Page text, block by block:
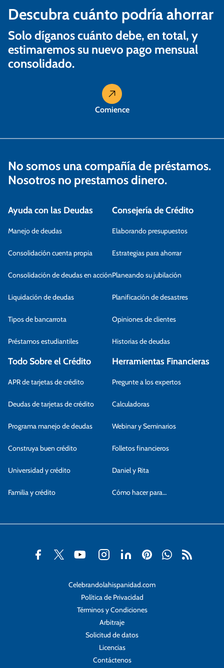
Descubra cuánto podría ahorrar
Solo díganos cuánto debe, en total, y
estimaremos su nuevo pago mensual
consolidado.
Comience
No somos una compañía de préstamos.
Nosotros no prestamos dinero.
Ayuda con las Deudas
Manejo de deudas
Consolidación cuenta propia
Consolidación de deudas en acción
Liquidación de deudas
Tipos de bancarrota
Préstamos estudiantiles
Consejería de Crédito
Elaborando presupuestos
Estrategias para ahorrar
Planeando su jubilación
Planificación de desastres
Opiniones de clientes
Historias de deudas
Todo Sobre el Crédito
APR de tarjetas de crédito
Deudas de tarjetas de crédito
Programa manejo de deudas
Construya buen crédito
Universidad y crédito
Familia y crédito
Herramientas Financieras
Pregunte a los expertos
Calculadoras
Webinar y Seminarios
Folletos financieros
Daniel y Rita
Cómo hacer para…
Celebrandolahispanidad.com
Política de Privacidad
Términos y Condiciones
Arbitraje
Solicitud de datos
Licencias
Contáctenos